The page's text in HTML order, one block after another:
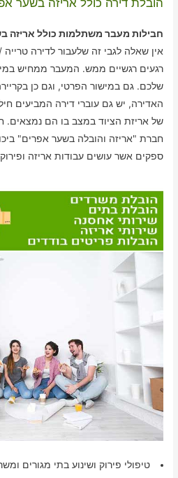
חבילות מעבר משתלמות כולל אריזה
אין שאלה לגבי זה שלעבור לדירה טרייה
רגעים רגשיים ממש. המעבר ממחיש
שלכם. גם במישור הפרטי, וגם כן
האדירה, יש גם עוברי דירה המביעים
של אריזת הציוד במצב בו הם נמצאים.
חברת "אריזה והובלה בשער אפרים"
ספקים אשר עושים עבודות אריזה
טיפולי פירוק ושינוע בתי מגורים